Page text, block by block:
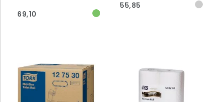
69,10
55,85